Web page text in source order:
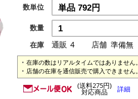
数単位
数量
在庫
通販 4 店舗 準備無
在庫の数はリアルタイムではありません。
店舗の在庫を通信販売で購入できません。
(送料275円)
対応商品 詳細